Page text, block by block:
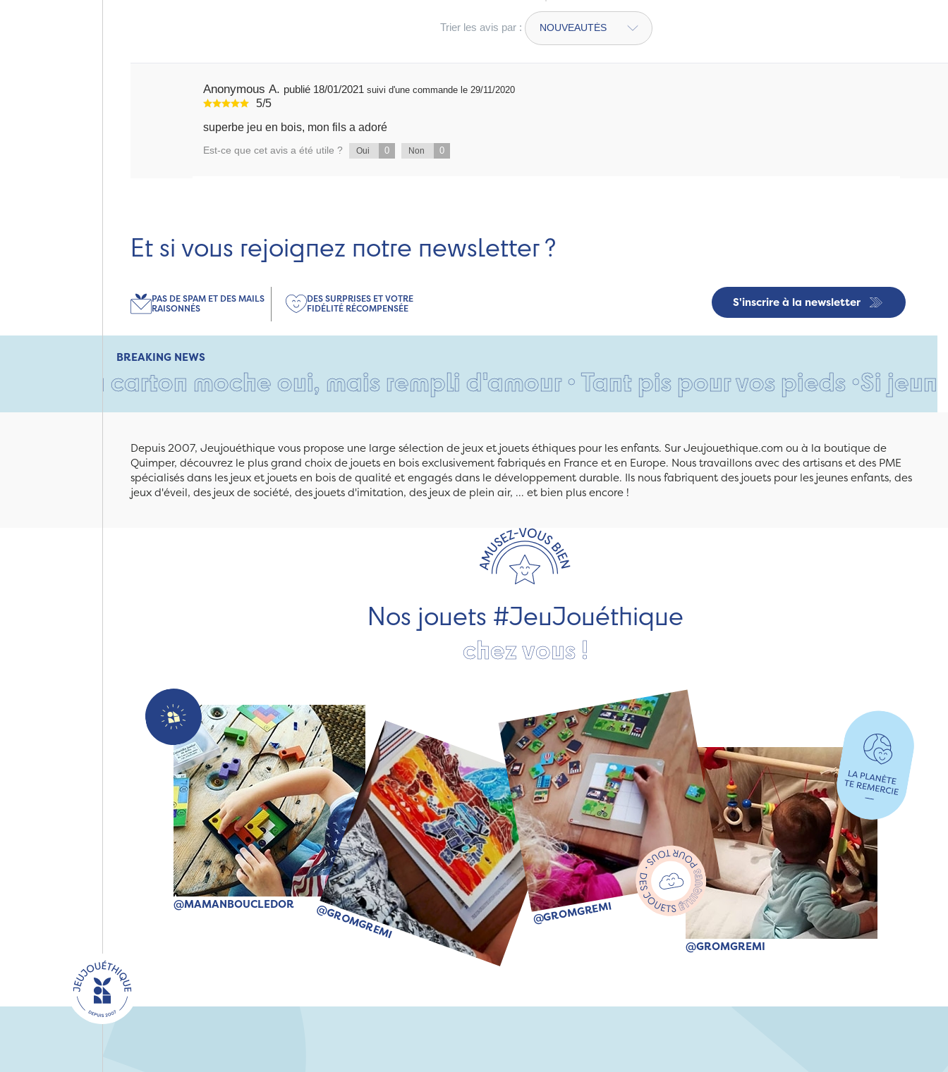
Trier les avis par :
Anonymous A. publié 18/01/2021suivi d'une commande le 29/11/2020
5/5
superbe jeu en bois, mon fils a adoré
Est-ce que cet avis a été utile ? Oui 0 Non 0
Et si vous rejoignez notre newsletter ?
S'inscrire à la newsletter
PAS DE SPAM ET DES MAILS
RAISONNÉS
DES SURPRISES ET VOTRE
FIDÉLITÉ RÉCOMPENSÉE
BREAKING NEWS
carton moche oui, mais rempli d'amour • Tant pis pour vos pieds •Si jeune et
Depuis 2007, Jeujouéthique vous propose une large sélection de jeux et jouets éthiques pour les enfants. Sur Jeujouethique.com ou à la boutique de
Quimper, découvrez le plus grand choix de jouets en bois exclusivement fabriqués en France et en Europe. Nous travaillons avec des artisans et des PME
spécialisés dans les jeux et jouets en bois de qualité et engagés dans le développement durable. Ils nous fabriquent des jouets pour les jeunes enfants, des
jeux d'éveil, des jeux de société, des jouets d'imitation, des jeux de plein air, ... et bien plus encore !
Nos jouets #JeuJouéthique
chez vous !
@MAMANBOUCLEDOR @GROMGREMI @GROMGREMI
@GROMGREMI